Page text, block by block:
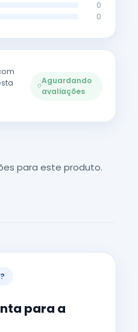
0
0
Aguardando
avaliações
para este produto.
para a